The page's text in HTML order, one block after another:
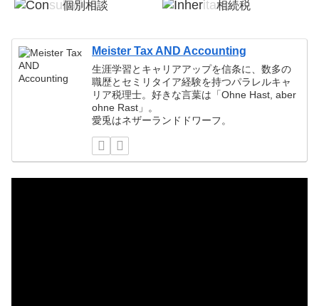
個別相談
相続税
Meister Tax AND Accounting
生涯学習とキャリアアップを信条に、数多の
職歴とセミリタイア経験を持つパラレルキャ
リア税理士。好きな言葉は「Ohne Hast, aber
ohne Rast」。
愛兎はネザーランドドワーフ。